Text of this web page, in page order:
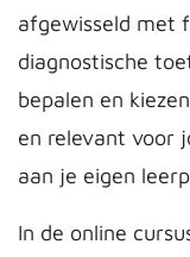
afgewisseld met
diagnostische
bepalen en
en relevant voor
aan je eigen
In de online